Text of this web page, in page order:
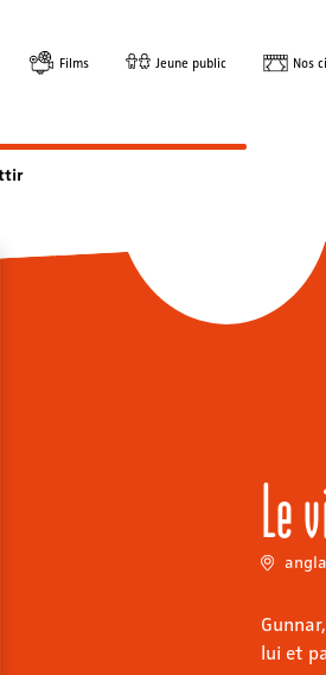
Films Jeune public Nos
Le
lui et